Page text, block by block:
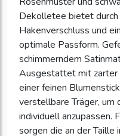
Dekolletee bietet durch
Hakenverschluss und
optimale Passform.
schimmerndem
Ausgestattet mit zarter
einer feinen
verstellbare Träger, um
individuell anzupassen.
sorgen die an der Taille